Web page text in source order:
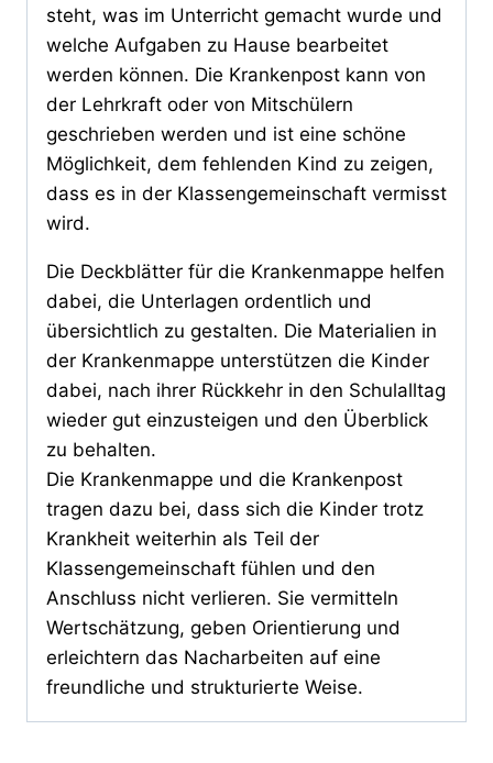
steht, was im Unterricht gemacht wurde und
welche Aufgaben zu Hause bearbeitet
werden können. Die Krankenpost kann von
der Lehrkraft oder von Mitschülern
geschrieben werden und ist eine schöne
Möglichkeit, dem fehlenden Kind zu zeigen,
dass es in der Klassengemeinschaft vermisst
wird.
Die Deckblätter für die Krankenmappe helfen
dabei, die Unterlagen ordentlich und
übersichtlich zu gestalten. Die Materialien in
der Krankenmappe unterstützen die Kinder
dabei, nach ihrer Rückkehr in den Schulalltag
wieder gut einzusteigen und den Überblick
zu behalten.
Die Krankenmappe und die Krankenpost
tragen dazu bei, dass sich die Kinder trotz
Krankheit weiterhin als Teil der
Klassengemeinschaft fühlen und den
Anschluss nicht verlieren. Sie vermitteln
Wertschätzung, geben Orientierung und
erleichtern das Nacharbeiten auf eine
freundliche und strukturierte Weise.